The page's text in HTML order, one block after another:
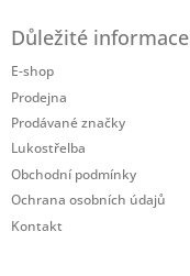
Důležité informace
E-shop
Prodejna
Prodávané značky
Lukostřelba
Obchodní podmínky
Ochrana osobních údajů
Kontakt